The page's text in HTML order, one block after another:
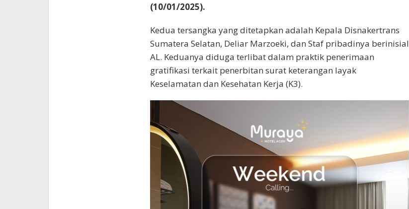
(10/01/2025).
Kedua tersangka yang ditetapkan adalah Kepala Disnakertrans
Sumatera Selatan, Deliar Marzoeki, dan Staf pribadinya berinisial
AL. Keduanya diduga terlibat dalam praktik penerimaan
gratifikasi terkait penerbitan surat keterangan layak
Keselamatan dan Kesehatan Kerja (K3).